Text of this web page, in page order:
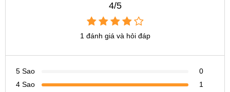
thay camera HTC U13 giá bao nhiêu
4/5
1 đánh giá và hỏi đáp
5 Sao
0
4 Sao
1